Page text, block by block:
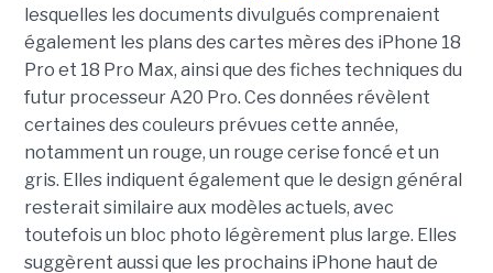
lesquelles les documents divulgués comprenaient
également les plans des cartes mères des iPhone 18
Pro et 18 Pro Max, ainsi que des fiches techniques du
futur processeur A20 Pro. Ces données révèlent
certaines des couleurs prévues cette année,
notamment un rouge, un rouge cerise foncé et un
gris. Elles indiquent également que le design général
resterait similaire aux modèles actuels, avec
toutefois un bloc photo légèrement plus large. Elles
suggèrent aussi que les prochains iPhone haut de